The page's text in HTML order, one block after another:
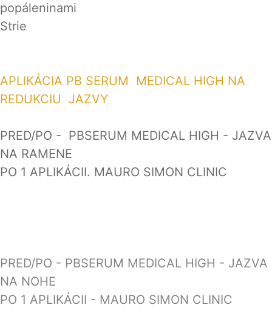
popáleninami
Strie
APLIKÁCIA PB SERUM MEDICAL HIGH NA
REDUKCIU JAZVY
PRED/PO - PBSERUM MEDICAL HIGH - JAZVA
NA RAMENE
PO 1 APLIKÁCII. MAURO SIMON CLINIC
PRED/PO - PBSERUM MEDICAL HIGH - JAZVA
NA NOHE
PO 1 APLIKÁCII - MAURO SIMON CLINIC